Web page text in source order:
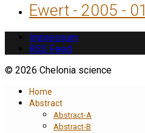
Ewert - 2005 - 01
Impressum
RSS Feed
© 2026 Chelonia science
Home
Abstract
Abstract-A
Abstract-B